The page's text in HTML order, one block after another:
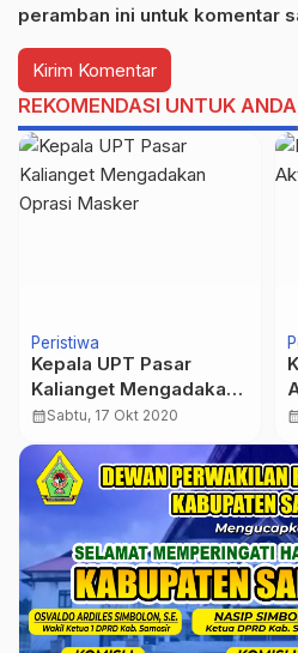
peramban ini untuk komentar
REKOMENDASI UNTUK ANDA
Peristiwa
Kepala UPT Pasar
Kalianget Mengadakan
Oprasi Masker
calendar_monthSabtu, 17 Okt 2020